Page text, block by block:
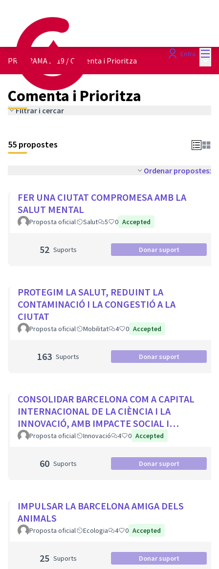
Entra
PROGRAMA 2019 /Comenta i Prioritza
Comenta i Prioritza
Filtrar i cercar
55 propostes
Ordenar propostes:
FER UNA CIUTAT COMPROMESA AMB LA
SALUT MENTAL
Proposta oficial Salut 5 0 Accepted
52 Suports Donar suport
PROTEGIM LA SALUT, REDUINT LA
CONTAMINACIÓ I LA CONGESTIÓ A LA
CIUTAT
Proposta oficial Mobilitat 4 0 Accepted
163 Suports Donar suport
CONSOLIDAR BARCELONA COM A CAPITAL
INTERNACIONAL DE LA CIÈNCIA I LA
INNOVACIÓ, AMB IMPACTE SOCIAL I
PROTAGONISME CIUTADÀ
Proposta oficial Innovació 4 0 Accepted
60 Suports Donar suport
IMPULSAR LA BARCELONA AMIGA DELS
ANIMALS
Proposta oficial Ecologia 4 0 Accepted
25 Suports Donar suport